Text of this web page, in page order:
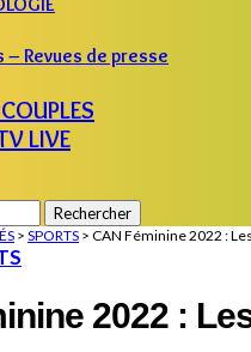
– Revues de presse
LIVE
> SPORTS > CAN Féminine 2022 :
2022 :